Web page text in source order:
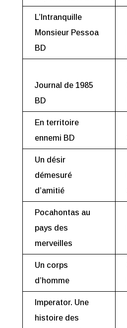
L’Intranquille
Monsieur Pessoa
BD
Journal de 1985
BD
En territoire
ennemi BD
Un désir
démesuré
d’amitié
Pocahontas au
pays des
merveilles
Un corps
d’homme
Imperator. Une
histoire des